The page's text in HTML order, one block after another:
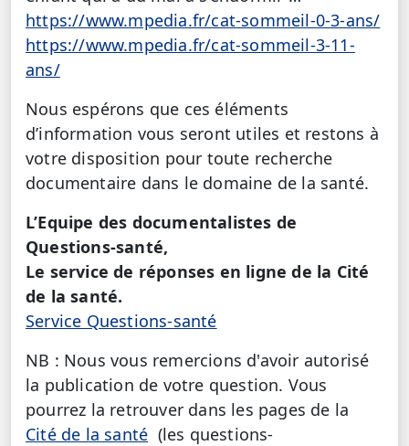
https://www.mpedia.fr/cat-sommeil-0-3-ans/
https://www.mpedia.fr/cat-sommeil-3-11-
ans/
Nous espérons que ces éléments
d’information vous seront utiles et restons à
votre disposition pour toute recherche
documentaire dans le domaine de la santé.
L’Equipe des documentalistes de
Questions-santé,
Le service de réponses en ligne de la Cité
de la santé.
Service Questions-santé
NB : Nous vous remercions d'avoir autorisé
la publication de votre question. Vous
pourrez la retrouver dans les pages de la
Cité de la santé (les questions-